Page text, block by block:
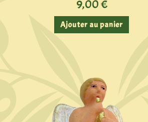
9,00€
Ajouter au panier